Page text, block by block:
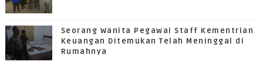
Seorang Wanita Pegawai Staff Kementrian
Keuangan Ditemukan Telah Meninggal di
Rumahnya